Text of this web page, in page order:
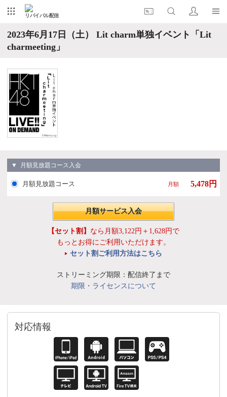
リバイバル配信
2023年6月17日（土） Lit charm単独イベント「Lit
charmeeting」
▼ 月額見放題コース入会
月額見放題コース 月額 5,478円
月額サービス入会
【セット割】 なら月額3,122円＋1,628円で
もっとお得にご利用いただけます。
セット割ご利用方法はこちら
ストリーミング期限：配信終了まで
期限・ライセンスについて
対応情報